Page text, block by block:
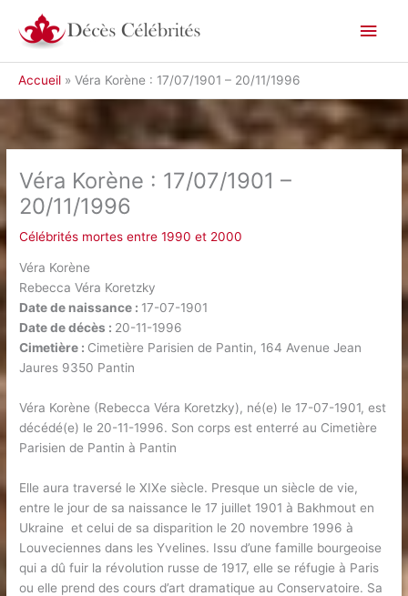
contenu
Accueil Véra Korène : 17/07/1901 – 20/11/1996
Véra Korène : 17/07/1901 –
20/11/1996
Célébrités mortes entre 1990 et 2000
Véra Korène
Rebecca Véra Koretzky
Date de naissance : 17-07-1901
Date de décès : 20-11-1996
Cimetière : Cimetière Parisien de Pantin, 164 Avenue Jean
Jaures 9350 Pantin
Véra Korène (Rebecca Véra Koretzky), né(e) le 17-07-1901, est
décédé(e) le 20-11-1996. Son corps est enterré au Cimetière
Parisien de Pantin à Pantin
Elle aura traversé le XIXe siècle. Presque un siècle de vie,
entre le jour de sa naissance le 17 juillet 1901 à Bakhmout en
Ukraine et celui de sa disparition le 20 novembre 1996 à
Louveciennes dans les Yvelines. Issu d’une famille bourgeoise
qui a dû fuir la révolution russe de 1917, elle se réfugie à Paris
ou elle prend des cours d’art dramatique au Conservatoire. Sa